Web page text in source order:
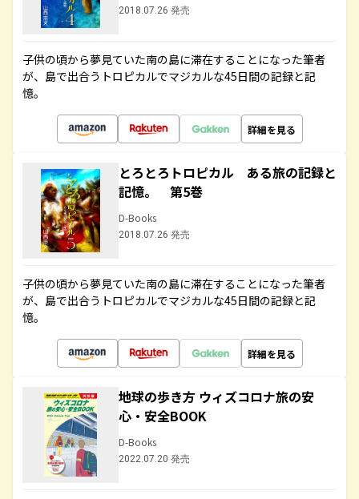
2018.07.26 発売
子供の頃から夢見ていた南の島に滞在することになった筆者
が、島で出合うトロピカルでマジカルな45日間の記録と記
憶。
詳細を見る
とろとろトロピカル ある旅の記録と
記憶。 第5巻
D-Books
2018.07.26 発売
子供の頃から夢見ていた南の島に滞在することになった筆者
が、島で出合うトロピカルでマジカルな45日間の記録と記
憶。
詳細を見る
地球の歩き方 ウィズコロナ旅の安
心・安全BOOK
D-Books
2022.07.20 発売